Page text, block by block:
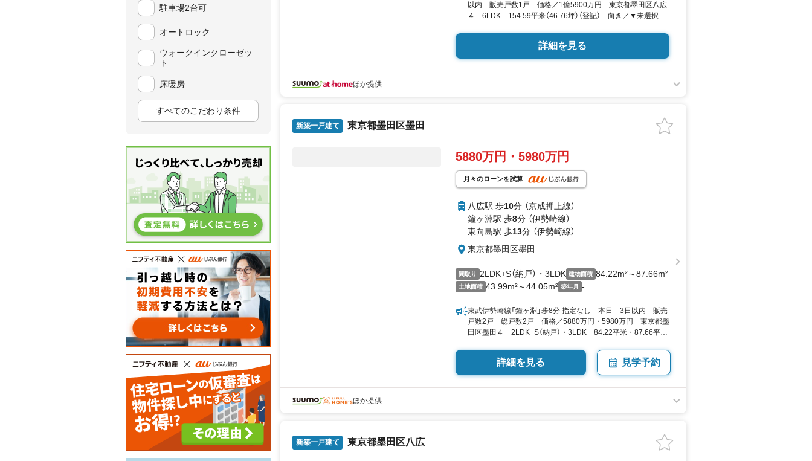
駐車場2台可
オートロック
ウォークインクローゼッ
ト
床暖房
すべてのこだわり条件
以内 販売戸数1戸 価格／1億5900万円 東京都墨田区八広
４ 6LDK 154.59平米（46.76坪）（登記） 向き／▼未選択 by
詳細を見る
ほか提供
新築一戸建て 東京都墨田区墨田
5880万円・5980万円
月々のローンを試算
八広駅 歩10分 （京成押上線）
鐘ヶ淵駅 歩8分 （伊勢崎線）
東向島駅 歩13分 （伊勢崎線）
東京都墨田区墨田
間取り 2LDK+S（納戸）・3LDK 建物面積 84.22m²～87.66m²
土地面積 43.99m²～44.05m² 築年月 -
東武伊勢崎線「鐘ヶ淵」歩8分 指定なし 本日 3日以内 販売
戸数2戸 総戸数2戸 価格／5880万円・5980万円 東京都墨
田区墨田４ 2LDK+S（納戸）・3LDK 84.22平米・87.66平
詳細を見る 見学予約
ほか提供
新築一戸建て 東京都墨田区八広